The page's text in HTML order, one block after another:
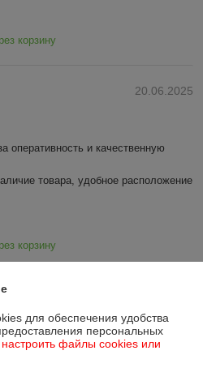
корзину
20.06.2025
оперативность и качественную
товара, удобное расположение
корзину
все отзывы
для обеспечения удобства
персональных
файлы cookies или